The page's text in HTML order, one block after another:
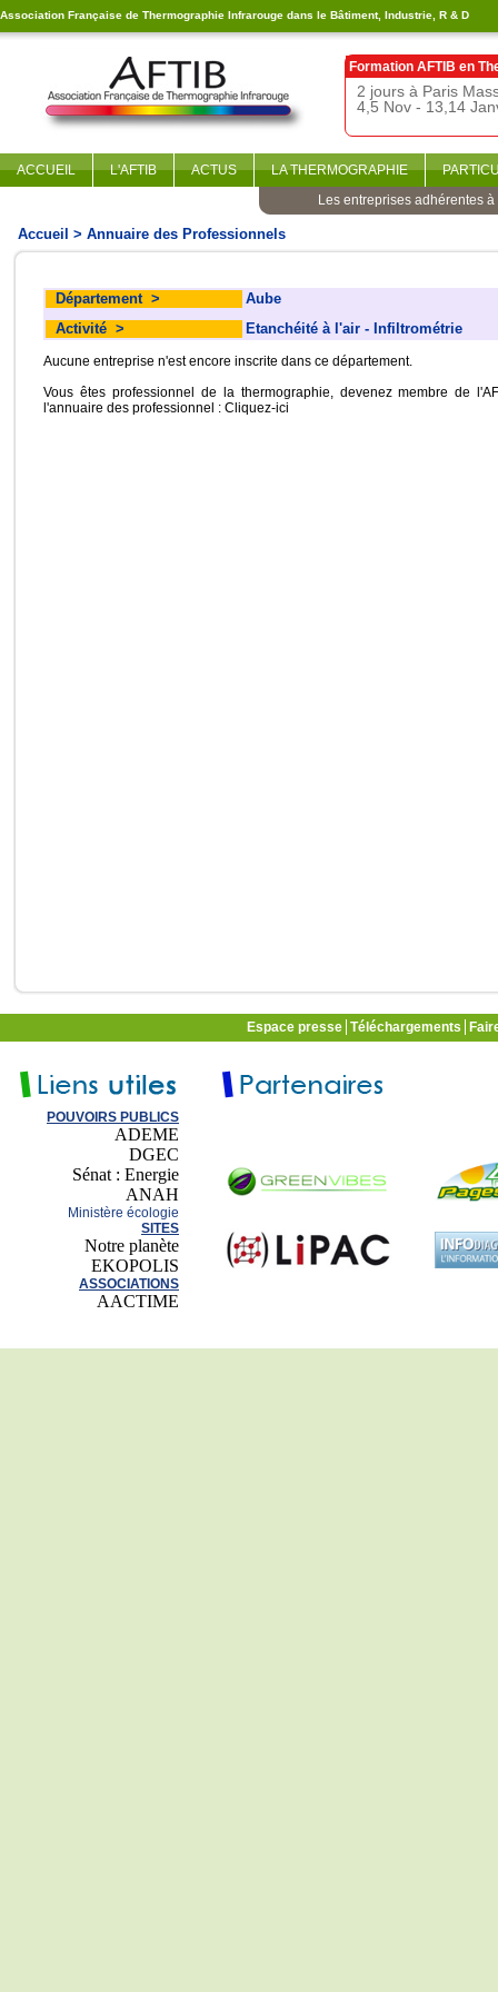
Association Française de Thermographie Infrarouge dans le Bâtiment, Industrie, R & D
Formation AFTIB en
2 jours à Paris
4,5 Nov - 13,14
ACCUEIL L'AFTIB ACTUS LA THERMOGRAPHIE
Les entreprises adhérentes à
Accueil > Annuaire des Professionnels
Département >
Aube
Activité > Etanchéité à l'air - Infiltrométrie
Aucune entreprise n'est encore inscrite dans ce département.
Vous êtes professionnel de la thermographie, devenez membre de
l'annuaire des professionnel : Cliquez-ici
Espace presse Téléchargements
POUVOIRS PUBLICS
ADEME
DGEC
Sénat : Energie
ANAH
Ministère écologie
SITES
Notre planète
EKOPOLIS
ASSOCIATIONS
AACTIME